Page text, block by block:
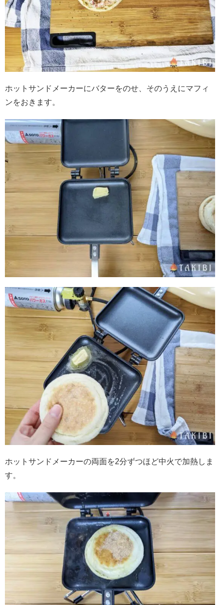
ホットサンドメーカーにバターをのせ、そのうえにマフィ
ンをおきます。
ホットサンドメーカーの両面を2分ずつほど中火で加熱しま
す。